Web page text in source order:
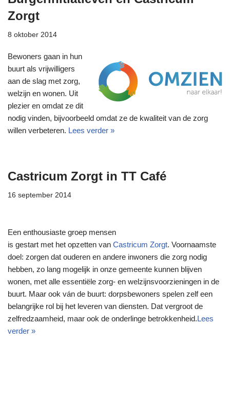
Zorgt
8 oktober 2014
Bewoners gaan in hun
buurt als vrijwilligers
aan de slag met zorg,
welzijn en wonen. Uit
plezier en omdat ze dit
nodig vinden, bijvoorbeeld omdat ze de kwaliteit van de zorg
willen verbeteren. Lees verder »
Castricum Zorgt in TT Café
16 september 2014
Een enthousiaste groep mensen
is gestart met het opzetten van Castricum Zorgt. Voornaamste
doel: zorgen dat ouderen en andere inwoners die zorg nodig
hebben, zo lang mogelijk in onze gemeente kunnen blijven
wonen, met alle essentiële zorg- en welzijnsvoorzieningen in de
buurt. Maar ook ván de buurt: dorpsbewoners spelen zelf een
belangrijke rol bij het leveren van diensten. Dat vergroot de
zelfredzaamheid, maar ook de onderlinge betrokkenheid.Lees
verder »